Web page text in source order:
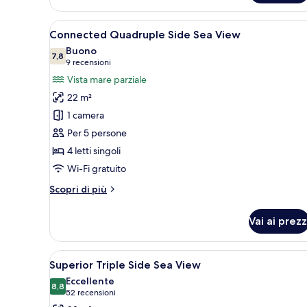
Apri
tutte
le
foto
per
Connected
Quadruple
Side
Sea
View
Camera d'albergo con due
6
Connected Quadruple Side Sea View
7,87,8 su 10
Buono
9 recensioni
(9
recensioni)
Vista mare parziale
22 m²
1 camera
Per 5 persone
4 letti singoli
Wi-Fi gratuito
Scopri di più
Altri
Quadruple
Side
Sea
View
Vai ai
Apri
tutte
le
Camera d'albergo con un
6
Superior Triple Side Sea View
8,88,8 su 10
Eccellente
52 recensioni
(52